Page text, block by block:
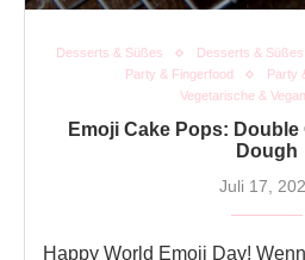
Desserts & Süßes Desserts & Süßes
Party & Fingerfood
Party
Vegetarische &
Emoji Cake Pops:
Dough
Juli 17,
Happy World Emoji Day!